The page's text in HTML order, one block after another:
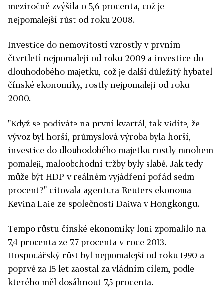
meziročně zvýšila o 5,6 procenta, což je
nejpomalejší růst od roku 2008.
Investice do nemovitostí vzrostly v prvním
čtvrtletí nejpomaleji od roku 2009 a investice do
dlouhodobého majetku, což je další důležitý hybatel
čínské ekonomiky, rostly nejpomaleji od roku
2000.
"Když se podíváte na první kvartál, tak vidíte, že
vývoz byl horší, průmyslová výroba byla horší,
investice do dlouhodobého majetku rostly mnohem
pomaleji, maloobchodní tržby byly slabé. Jak tedy
může být HDP v reálném vyjádření pořád sedm
procent?" citovala agentura Reuters ekonoma
Kevina Laie ze společnosti Daiwa v Hongkongu.
Tempo růstu čínské ekonomiky loni zpomalilo na
7,4 procenta ze 7,7 procenta v roce 2013.
Hospodářský růst byl nejpomalejší od roku 1990 a
poprvé za 15 let zaostal za vládním cílem, podle
kterého měl dosáhnout 7,5 procenta.